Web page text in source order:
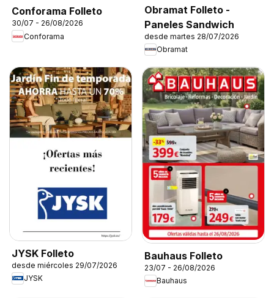
Conforama Folleto
30/07 - 26/08/2026
Conforama
Obramat Folleto -
Paneles Sandwich
desde martes 28/07/2026
Obramat
JYSK Folleto
desde miércoles 29/07/2026
JYSK
Bauhaus Folleto
23/07 - 26/08/2026
Bauhaus